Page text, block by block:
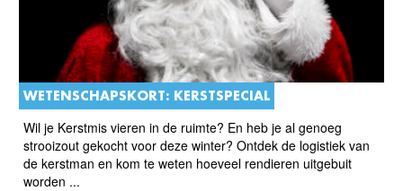
WETENSCHAPSKORT: KERSTSPECIAL
Wil je Kerstmis vieren in de ruimte? En heb je al genoeg
strooizout gekocht voor deze winter? Ontdek de logistiek van
de kerstman en kom te weten hoeveel rendieren uitgebuit
worden ...